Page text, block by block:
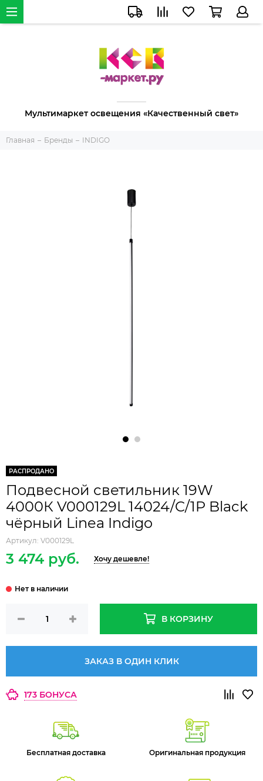
Мультимаркет освещения «Качественный свет»
Главная Бренды INDIGO
РАСПРОДАНО
Подвесной светильник 19W
4000К V000129L 14024/C/1P Black
чёрный Linea Indigo
Артикул: V000129L
3 474 руб. Хочу дешевле!
В КОРЗИНУ
ЗАКАЗ В ОДИН КЛИК
173 БОНУСА
Бесплатная доставка Оригинальная продукция